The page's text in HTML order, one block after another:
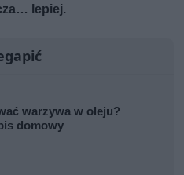
lepiej.
warzywa w oleju?
domowy